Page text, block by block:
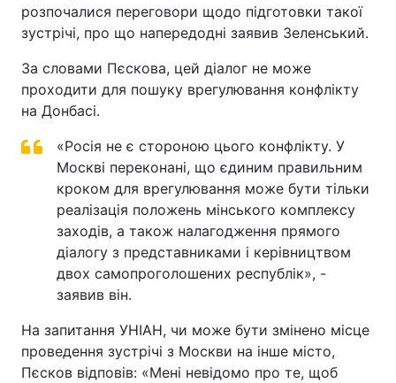
розпочалися переговори щодо підготовки такої
зустрічі, про що напередодні заявив Зеленський.
За словами Пєскова, цей діалог не може
проходити для пошуку врегулювання конфлікту
на Донбасі.
«Росія не є стороною цього конфлікту. У
Москві переконані, що єдиним правильним
кроком для врегулювання може бути тільки
реалізація положень мінського комплексу
заходів, а також налагодження прямого
діалогу з представниками і керівництвом
двох самопроголошених республік», -
заявив він.
На запитання УНІАН, чи може бути змінено місце
проведення зустрічі з Москви на інше місто,
Пєсков відповів: «Мені невідомо про те, щоб